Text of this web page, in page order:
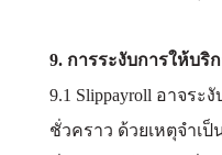
9. การระงับการให้บริ
9.1 Slippayroll อาจระ
ชั่วคราว ด้วยเหตุจำเ